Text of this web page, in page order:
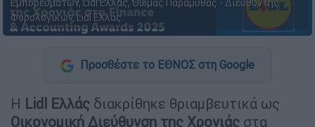
Εμπορευμάτων, Lidl Ελλάς, Θωμάς Παραμύθας - Διευθυντής
Φορολογικών, Lidl Ελλάς
Προσθέστε το ΕΘΝΟΣ στη Google
Η Lidl Ελλάς διακρίθηκε θριαμβευτικά ως
Οικονομική Διεύθυνση της Χρονιάς στα